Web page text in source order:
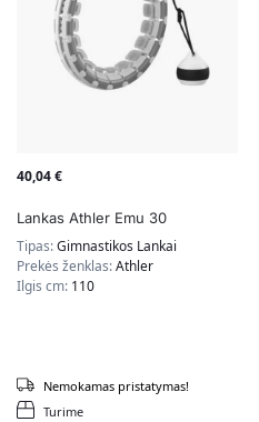
40,04€
Lankas Athler Emu 30
Tipas:Gimnastikos Lankai
Prekės ženklas:Athler
Ilgis cm: 110
Turime
Nemokamas pristatymas!